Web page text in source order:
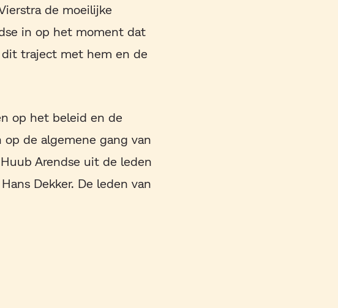
de moeilijke
in op het moment dat
traject met hem en de
op het beleid en de
de algemene gang van
Arendse uit de leden
Dekker. De leden van